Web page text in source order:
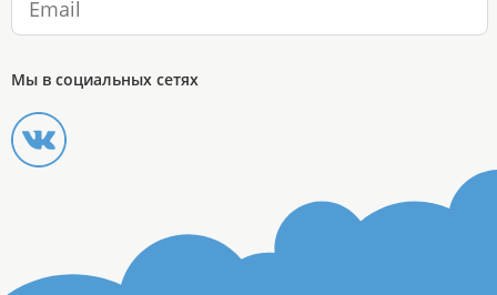
Мы в социальных сетях